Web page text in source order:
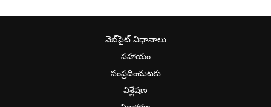
వెబ్‌సైట్ విధానాలు
సహాయం
సంప్రదించుటకు
విశ్లేషణ